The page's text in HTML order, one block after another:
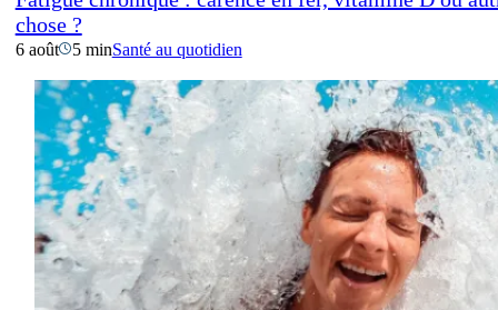
chose ?
6 août 5 minSanté au quotidien